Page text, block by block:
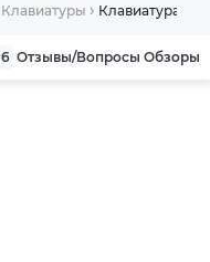
Клавиатуры Клавиатура
6 Отзывы/Вопросы Обзоры